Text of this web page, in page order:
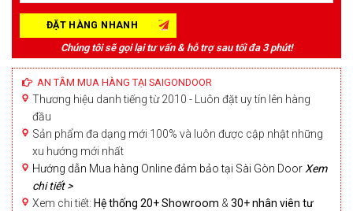
Chúng tôi sẽ gọi lại tư vấn & hỗ trợ sau tối đa 3 phút!
AN TÂM MUA HÀNG TẠI SAIGONDOOR
Thương hiệu danh tiếng từ 2010 - Luôn đặt uy tín lên hàng
đầu
Sản phẩm đa dạng mới 100% và luôn được cập nhật những
xu hướng mới nhất
Hướng dẫn Mua hàng Online đảm bảo tại Sài Gòn Door Xem
chi tiết >
Xem chi tiết: Hệ thống 20+ Showroom & 30+ nhân viên tư